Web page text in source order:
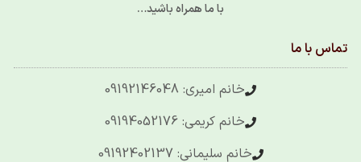
با ما همراه باشید…
تماس با ما
خانم امیری: 09192146048
خانم کریمی: 09194052176
خانم سلیمانی: 09192402137